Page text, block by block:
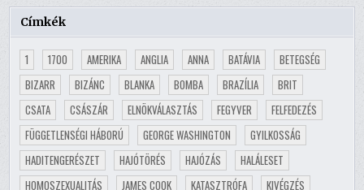
Címkék
1 1700 AMERIKA ANGLIA ANNA BATÁVIA
BETEGSÉG
BIZARR
BIZÁNC BLANKA BOMBA BRAZÍLIA
BRIT
CSATA
CSÁSZÁR ELNÖKVÁLASZTÁS FEGYVER
FELFEDEZÉS
FÜGGETLENSÉGI HÁBORÚ
GEORGE WASHINGTON
GYILKOSSÁG
HADITENGERÉSZET
HAJÓTÖRÉS HAJÓZÁS
HALÁLESET
HOMOSZEXUALITÁS
JAMES COOK KATASZTRÓFA
KIVÉGZÉS